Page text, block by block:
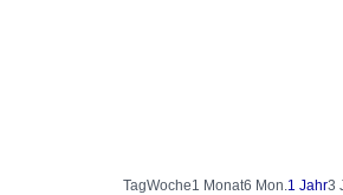
TagWoche1 Monat6 Mon.1 Jahr3